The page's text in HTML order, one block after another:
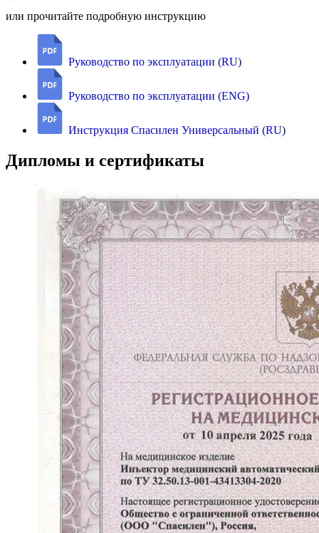
или прочитайте подробную инструкцию
Руководство по эксплуатации (RU)
Руководство по эксплуатации (ENG)
Инструкция Спасилен Универсальный (RU)
Дипломы и сертификаты